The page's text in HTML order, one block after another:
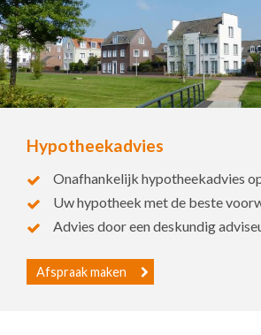
Hypotheekadvies
Onafhankelijk hypotheekadvies
Uw hypotheek met de beste
Advies door een deskundig
Afspraak maken